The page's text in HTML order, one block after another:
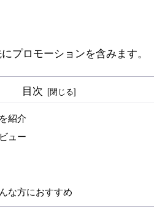
プロモーションを含みます。
目次
紹介
ュー
な方におすすめ